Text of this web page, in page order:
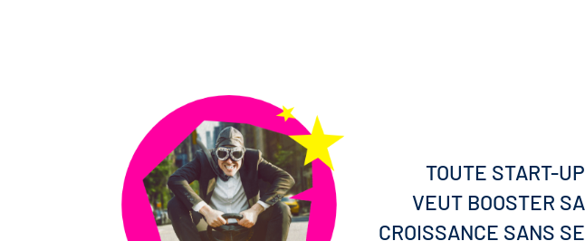
TOUTE START-UP
VEUT BOOSTER SA
CROISSANCE SANS SE